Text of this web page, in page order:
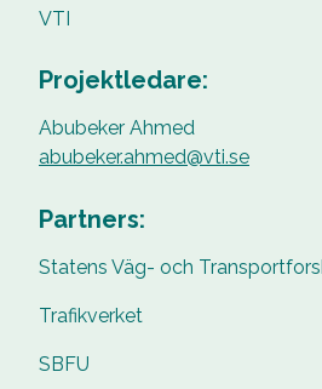
VTI
Projektledare:
Abubeker Ahmed
abubeker.ahmed@vti.se
Partners:
Statens Väg- och
Trafikverket
SBFU